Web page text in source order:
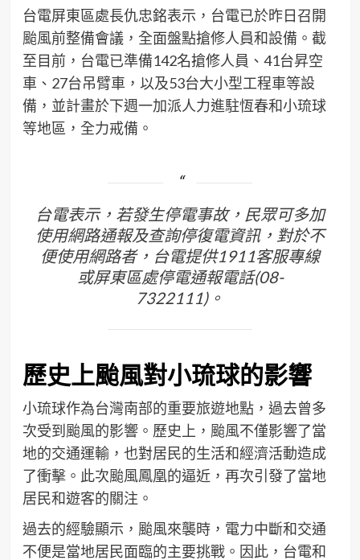
台電屏東區處長仇忠銘表示，台電已於昨日召開
颱風前整備會議，全面盤點搶修人員和設備。截
至目前，台電已準備142名搶修人員、41台昇空
車、27台吊臂車，以及53台大小型工程車等設
備，並計畫於下週一加派人力進駐恆春和小琉球
等地區，全力戒備。
台電表示，若發生停電事故，民眾可多加
使用網路通報及查詢停復電資訊，對於不
便使用網路者，台電提供1911客服專線
或屏東區處停電通報電話(08-
7322111)。
歷史上颱風對小琉球的影響
小琉球作為台灣南部的重要旅遊地點，過去曾多
次受到颱風的影響。歷史上，颱風不僅影響了當
地的交通運輸，也對居民的生活和經濟活動造成
了衝擊。此次颱風鳳凰的逼近，再次引發了當地
居民和遊客的關注。
過去的經驗顯示，颱風來襲時，電力中斷和交通
不便是當地居民面臨的主要挑戰。因此，台電和